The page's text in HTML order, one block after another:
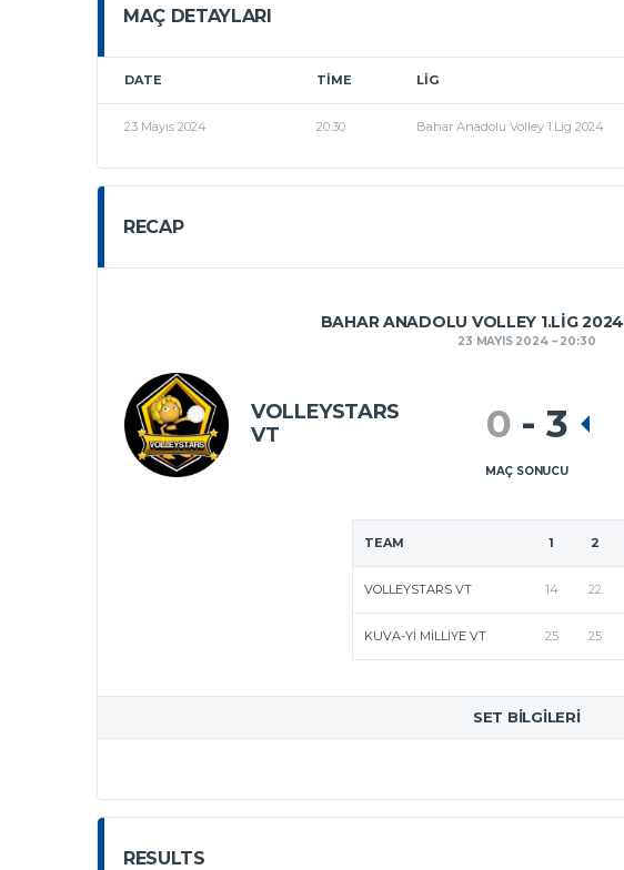
MAÇ DETAYLARI
DATE TIME LIG
23 Mayıs 2024 20:30 Bahar Anadolu Volley 1.Lig 2024
RECAP
BAHAR ANADOLU VOLLEY 1.LIG
23 MAYIS 2024 20:30
VOLLEYSTARS
VT
0 - 3
MAÇ SONUCU
TEAM 1 2
VOLLEYSTARS VT 14 22
KUVA-YI MILLIYE VT 25 25
SET BILGILERI
RESULTS